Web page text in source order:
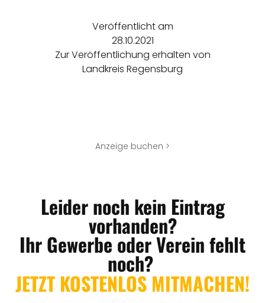
Veröffentlicht am
28.10.2021
Zur Veröffentlichung erhalten von
Landkreis Regensburg
Anzeige buchen >
Leider noch kein Eintrag
vorhanden?
Ihr Gewerbe oder Verein fehlt
noch?
JETZT KOSTENLOS MITMACHEN!